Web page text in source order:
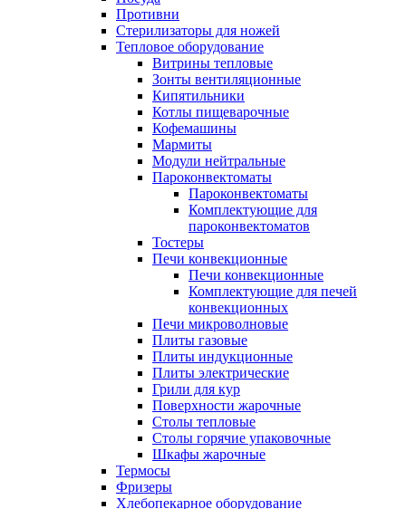
Противни
Стерилизаторы для ножей
Тепловое оборудование
Витрины тепловые
Зонты вентиляционные
Кипятильники
Котлы пищеварочные
Кофемашины
Мармиты
Модули нейтральные
Пароконвектоматы
Пароконвектоматы
Комплектующие для
пароконвектоматов
Тостеры
Печи конвекционные
Печи конвекционные
Комплектующие для печей
конвекционных
Печи микроволновые
Плиты газовые
Плиты индукционные
Плиты электрические
Грили для кур
Поверхности жарочные
Столы тепловые
Столы горячие упаковочные
Шкафы жарочные
Термосы
Фризеры
Хлебопекарное оборудование